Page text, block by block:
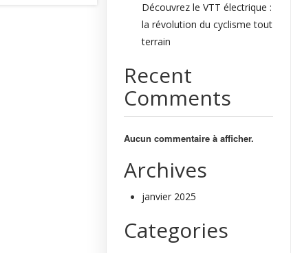
Découvrez le VTT électrique :
la révolution du cyclisme tout
terrain
Recent
Comments
Aucun commentaire à afficher.
Archives
janvier 2025
Categories